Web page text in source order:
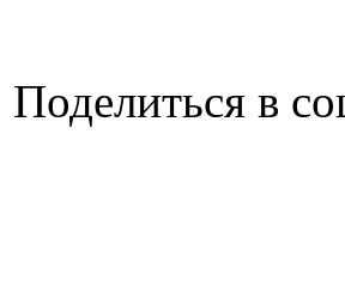
Поделиться в